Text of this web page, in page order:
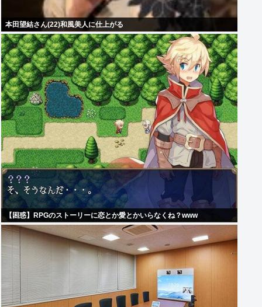
本田望結さん(22)和風美人に仕上がる
【困惑】RPGのストーリーに恋とか愛とかいらなくね？www